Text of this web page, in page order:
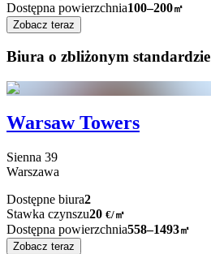
Dostępna powierzchnia100–200㎡
Zobacz teraz
Biura o zbliżonym standardzie
Warsaw Towers
Sienna 39
Warszawa
Dostępne biura2
Stawka czynszu20 €/㎡
Dostępna powierzchnia558–1493㎡
Zobacz teraz